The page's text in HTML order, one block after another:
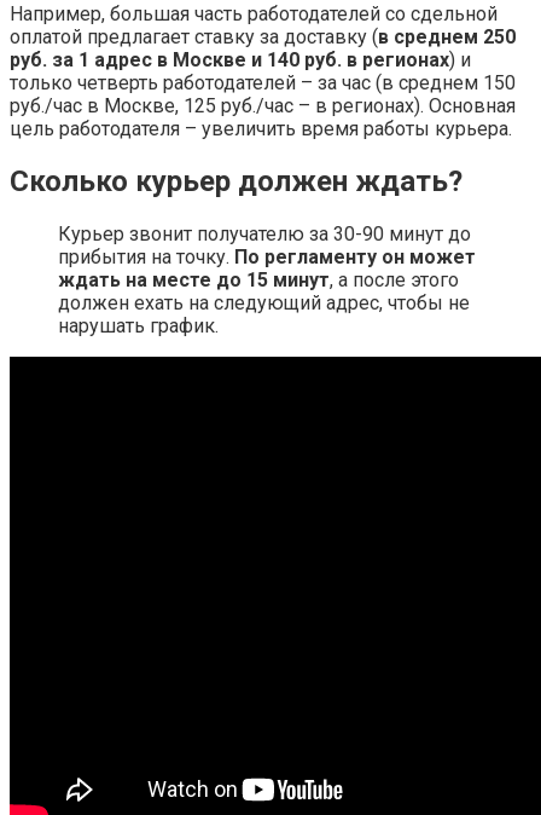
Например, большая часть работодателей со сдельной
оплатой предлагает ставку за доставку (в среднем 250
руб. за 1 адрес в Москве и 140 руб. в регионах) и
только четверть работодателей – за час (в среднем 150
руб./час в Москве, 125 руб./час – в регионах). Основная
цель работодателя – увеличить время работы курьера.
Сколько курьер должен ждать?
Курьер звонит получателю за 30-90 минут до
прибытия на точку. По регламенту он может
ждать на месте до 15 минут, а после этого
должен ехать на следующий адрес, чтобы не
нарушать график.